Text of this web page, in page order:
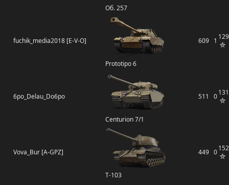
Об. 257
fuchik_media2018 [E-V-O]
Prototipo 6
609 1 129
6po_Delau_Do6po
Centurion 7/1
511 0131
Vova_Bur [A-GPZ]
Т-103
449 0152